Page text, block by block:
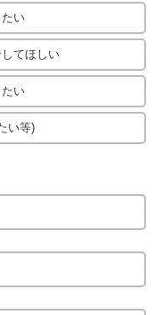
い
てほしい
い
い等)